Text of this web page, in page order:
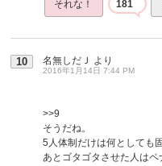
それな！ 181
10 名無しだＪ より
2016年1月14日 7:44 PM
>>9
そうだね。
5人体制だけは何としても
あとゴタゴタさせた人は